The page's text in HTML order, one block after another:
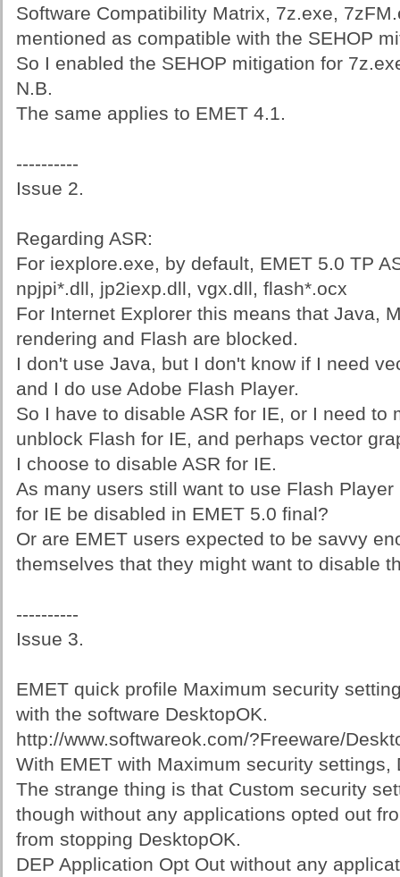
Software Compatibility Matrix, 7z.exe,
mentioned as compatible with the SEHOP
So I enabled the SEHOP mitigation for
N.B.
The same applies to EMET 4.1.
----------
Issue 2.
Regarding ASR:
For iexplore.exe, by default, EMET 5.0 TP
npjpi*.dll, jp2iexp.dll, vgx.dll, flash*.ocx
For Internet Explorer this means that Java,
rendering and Flash are blocked.
I don't use Java, but I don't know if I need
and I do use Adobe Flash Player.
So I have to disable ASR for IE, or I need to
unblock Flash for IE, and perhaps vector
I choose to disable ASR for IE.
As many users still want to use Flash
for IE be disabled in EMET 5.0 final?
Or are EMET users expected to be savvy
themselves that they might want to disable
----------
Issue 3.
EMET quick profile Maximum security
with the software DesktopOK.
http://www.softwareok.com/?Freeware/
With EMET with Maximum security settings,
The strange thing is that Custom security
though without any applications opted out
from stopping DesktopOK.
DEP Application Opt Out without any